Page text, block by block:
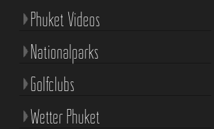
Phuket Videos
Nationalparks
Golfclubs
Wetter Phuket